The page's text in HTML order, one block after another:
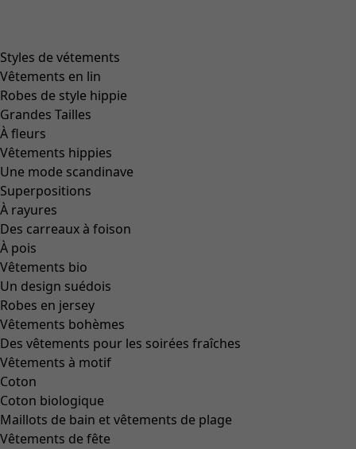
Styles de vétements
Vêtements en lin
Robes de style hippie
Grandes Tailles
À fleurs
Vêtements hippies
Une mode scandinave
Superpositions
À rayures
Des carreaux à foison
À pois
Vêtements bio
Un design suédois
Robes en jersey
Vêtements bohèmes
Des vêtements pour les soirées fraîches
Vêtements à motif
Coton
Coton biologique
Maillots de bain et vêtements de plage
Vêtements de fête